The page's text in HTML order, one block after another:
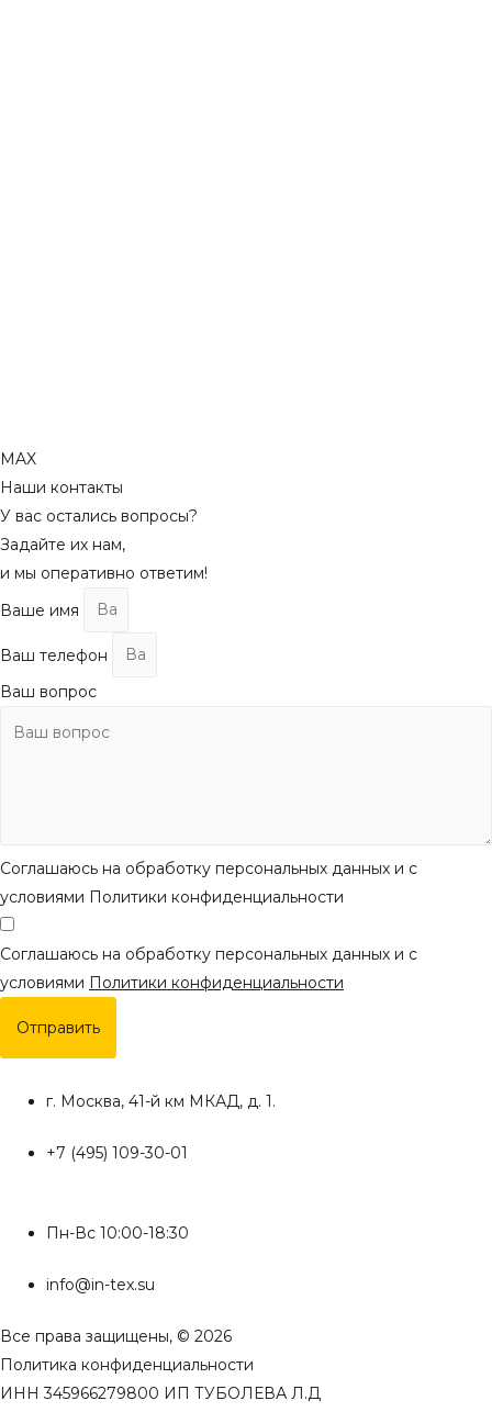
MAX
Наши контакты
У вас остались вопросы?
Задайте их нам,
и мы оперативно ответим!
Ваше имя
Ваш телефон
Ваш вопрос
Соглашаюсь на обработку персональных данных и с
условиями Политики конфиденциальности
Соглашаюсь на обработку персональных данных и с
условиями Политики конфиденциальности
Отправить
г. Москва, 41-й км МКАД, д. 1.
+7 (495) 109-30-01
Пн-Вс 10:00-18:30
info@in-tex.su
Все права защищены, © 2026
Политика конфиденциальности
ИНН 345966279800 ИП ТУБОЛЕВА Л.Д